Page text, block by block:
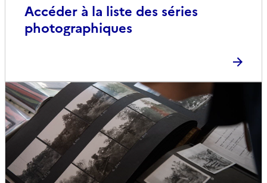
Accéder à la liste des séries
photographiques